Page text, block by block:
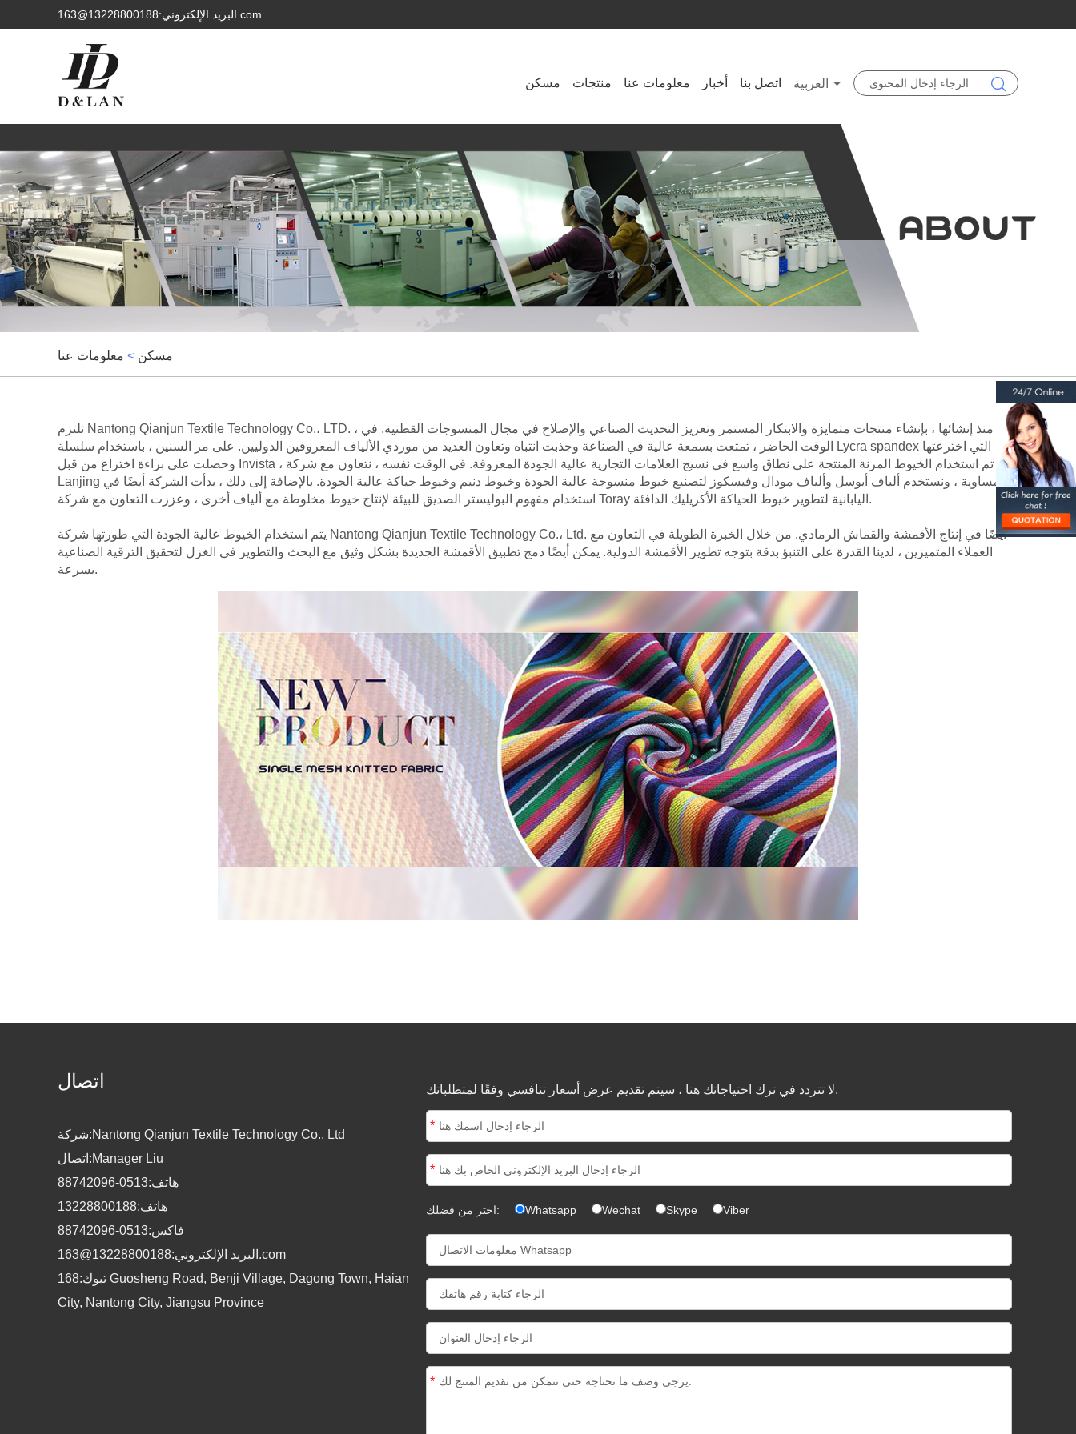
البريد الإلكتروني:13228800188@163.com
العربية مسكن منتجات معلومات عنا أخبار اتصل بنا
مسكن > معلومات عنا
تلتزم Nantong Qianjun Textile Technology Co.، LTD. ، منذ إنشائها ، بإنشاء منتجات متمايزة والابتكار المستمر وتعزيز التحديث الصناعي والإصلاح في مجال المنسوجات القطنية. في
الوقت الحاضر ، تمتعت بسمعة عالية في الصناعة وجذبت انتباه وتعاون العديد من موردي الألياف المعروفين الدوليين. على مر السنين ، باستخدام سلسلة Lycra spandex التي اخترعتها
وحصلت على براءة اختراع من قبل Invista ، تم استخدام الخيوط المرنة المنتجة على نطاق واسع في نسيج العلامات التجارية عالية الجودة المعروفة. في الوقت نفسه ، نتعاون مع شركة
Lanjing النمساوية ، ونستخدم ألياف أيوسل وألياف مودال وفيسكوز لتصنيع خيوط منسوجة عالية الجودة وخيوط دنيم وخيوط حياكة عالية الجودة. بالإضافة إلى ذلك ، بدأت الشركة أيضًا في
استخدام مفهوم البوليستر الصديق للبيئة لإنتاج خيوط مخلوطة مع ألياف أخرى ، وعززت التعاون مع شركة Toray اليابانية لتطوير خيوط الحياكة الأكريليك الدافئة.
يتم استخدام الخيوط عالية الجودة التي طورتها شركة Nantong Qianjun Textile Technology Co.، Ltd. أيضًا في إنتاج الأقمشة والقماش الرمادي. من خلال الخبرة الطويلة في التعاون مع
العملاء المتميزين ، لدينا القدرة على التنبؤ بدقة بتوجه تطوير الأقمشة الدولية. يمكن أيضًا دمج تطبيق الأقمشة الجديدة بشكل وثيق مع البحث والتطوير في الغزل لتحقيق الترقية الصناعية
بسرعة.
اتصال
شركة:Nantong Qianjun Textile Technology Co., Ltd
اتصال:Manager Liu
هاتف:0513-88742096
هاتف:13228800188
فاكس:0513-88742096
البريد الإلكتروني:13228800188@163.com
تبوك:168 Guosheng Road, Benji Village, Dagong Town, Haian
City, Nantong City, Jiangsu Province
لا تتردد في ترك احتياجاتك هنا ، سيتم تقديم عرض أسعار تنافسي وفقًا لمتطلباتك.
*
*
اختر من فضلك: Whatsapp Wechat Skype Viber
*